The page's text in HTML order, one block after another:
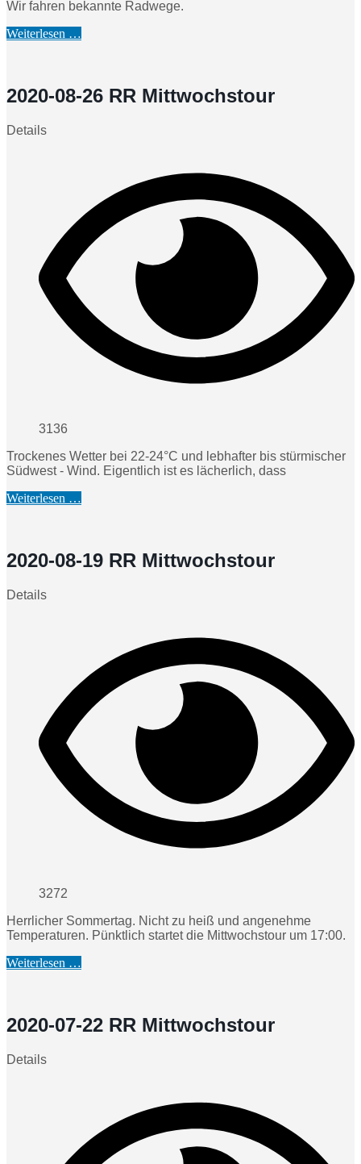
Wir fahren bekannte Radwege.
Weiterlesen …
2020-08-26 RR Mittwochstour
Details
3136
Trockenes Wetter bei 22-24°C und lebhafter bis stürmischer
Südwest - Wind. Eigentlich ist es lächerlich, dass
Weiterlesen …
2020-08-19 RR Mittwochstour
Details
3272
Herrlicher Sommertag. Nicht zu heiß und angenehme
Temperaturen. Pünktlich startet die Mittwochstour um 17:00.
Weiterlesen …
2020-07-22 RR Mittwochstour
Details